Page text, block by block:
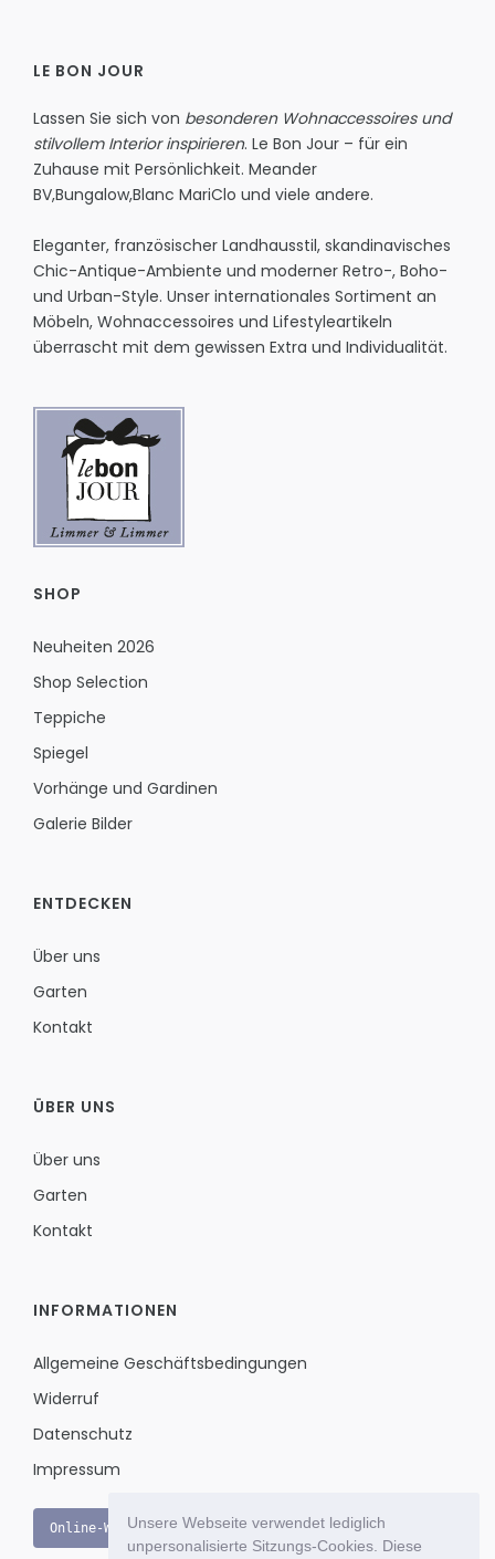
Unsere Webseite verwendet lediglich
unpersonalisierte Sitzungs-Cookies. Diese
LE BON JOUR
Lassen Sie sich von besonderen Wohnaccessoires und
stilvollem Interior inspirieren. Le Bon Jour – für ein
Zuhause mit Persönlichkeit. Meander
BV,Bungalow,Blanc MariClo und viele andere.
Eleganter, französischer Landhausstil, skandinavisches
Chic-Antique-Ambiente und moderner Retro-, Boho-
und Urban-Style. Unser internationales Sortiment an
Möbeln, Wohnaccessoires und Lifestyleartikeln
überrascht mit dem gewissen Extra und Individualität.
SHOP
Neuheiten 2026
Shop Selection
Teppiche
Spiegel
Vorhänge und Gardinen
Galerie Bilder
ENTDECKEN
Über uns
Garten
Kontakt
ÜBER UNS
Über uns
Garten
Kontakt
INFORMATIONEN
Allgemeine Geschäftsbedingungen
Widerruf
Datenschutz
Impressum
Online-Widerruf